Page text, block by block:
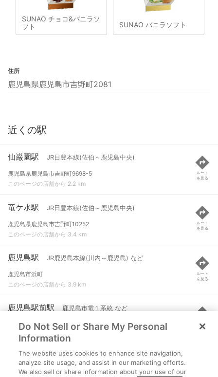
SUNAO チョコ&バニラソ
フト
SUNAO バニラソフト
住所
鹿児島県鹿児島市吉野町2081
近くの駅
仙巌園駅 JR日豊本線(佐伯～鹿児島中央)
鹿児島県鹿児島市吉野町9698-5
このページの店舗から 2.2 km
ルート
を見る
竜ケ水駅 JR日豊本線(佐伯～鹿児島中央)
鹿児島県鹿児島市吉野町10252
このページの店舗から 3.4 km
ルート
を見る
鹿児島駅 JR鹿児島本線(川内～鹿児島) など
鹿児島市浜町
このページの店舗から 3.9 km
ルート
を見る
鹿児島駅前駅 鹿児島市電１系統 など
鹿児島市浜町
このページの店舗から 4 km
ルート
を見る
桜島桟橋通駅 鹿児島市電１系統 など
鹿児島市小川町
Do Not Sell or Share My Personal
Information
The website uses cookies to enhance site navigation,
analyze site usage, and assist in our marketing efforts.
We also sell or share information about your use of our